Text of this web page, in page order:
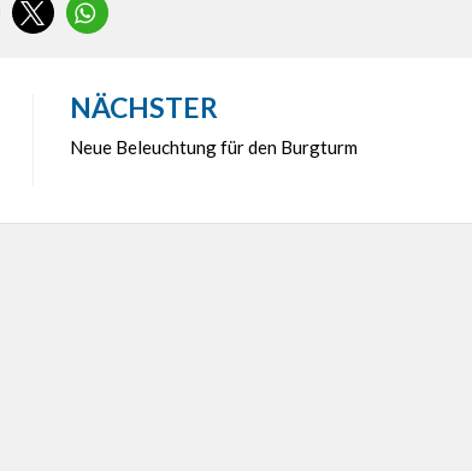
NÄCHSTER
Neue Beleuchtung für den Burgturm